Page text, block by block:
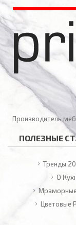
Производитель
ПОЛЕЗНЫЕ
Тренды
О
Цветовые